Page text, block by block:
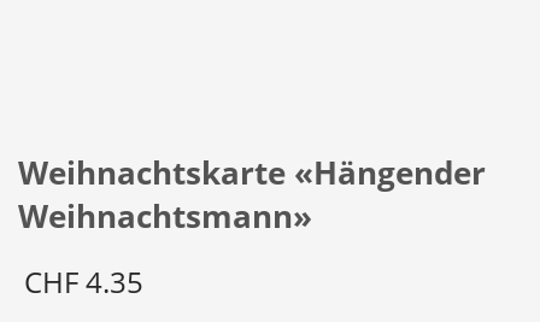
Weihnachtskarte «Hängender
Weihnachtsmann»
CHF4.35